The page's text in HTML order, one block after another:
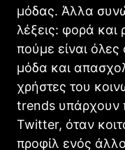
μόδας. Άλλα
λέξεις: φορά
πούμε είναι όλες
μόδα και
χρήστες του
trends υπάρχουν
Twitter, όταν
προφίλ ενός